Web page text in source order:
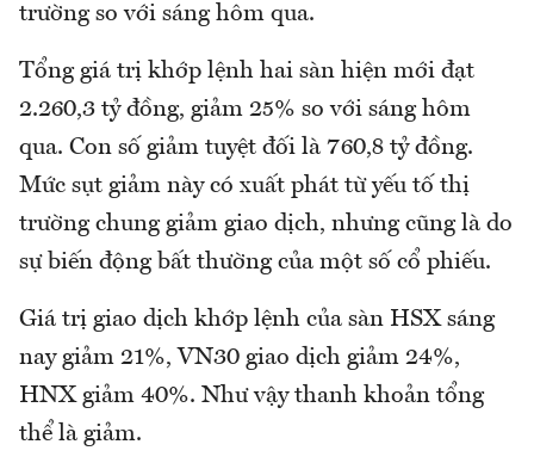
trường so với sáng hôm qua.
Tổng giá trị khớp lệnh hai sàn hiện mới đạt
2.260,3 tỷ đồng, giảm 25% so với sáng hôm
qua. Con số giảm tuyệt đối là 760,8 tỷ đồng.
Mức sụt giảm này có xuất phát từ yếu tố thị
trường chung giảm giao dịch, nhưng cũng là do
sự biến động bất thường của một số cổ phiếu.
Giá trị giao dịch khớp lệnh của sàn HSX sáng
nay giảm 21%, VN30 giao dịch giảm 24%,
HNX giảm 40%. Như vậy thanh khoản tổng
thể là giảm.